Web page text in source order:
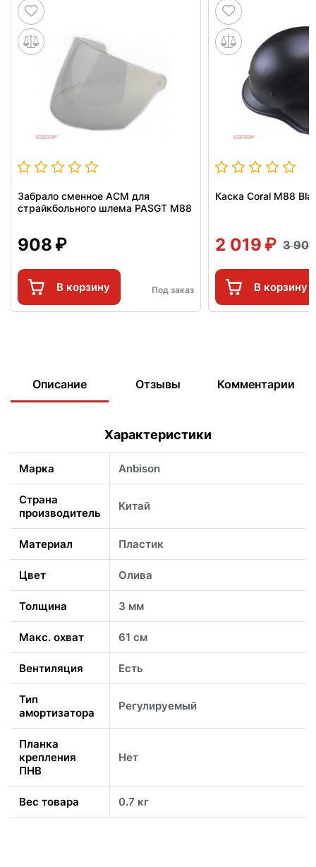
Забрало сменное ACM для
страйкбольного шлема PASGT M88
908
В корзину Под заказ
Каска Coral M88
2 019 3
В корзину
Описание Отзывы Комментарии
Характеристики
Марка Anbison
Страна
производитель
Китай
Материал Пластик
Цвет Олива
Толщина 3 мм
Макс. охват 61 см
Вентиляция Есть
Тип
амортизатора
Регулируемый
Планка
крепления
ПНВ
Нет
Вес товара 0.7 кг